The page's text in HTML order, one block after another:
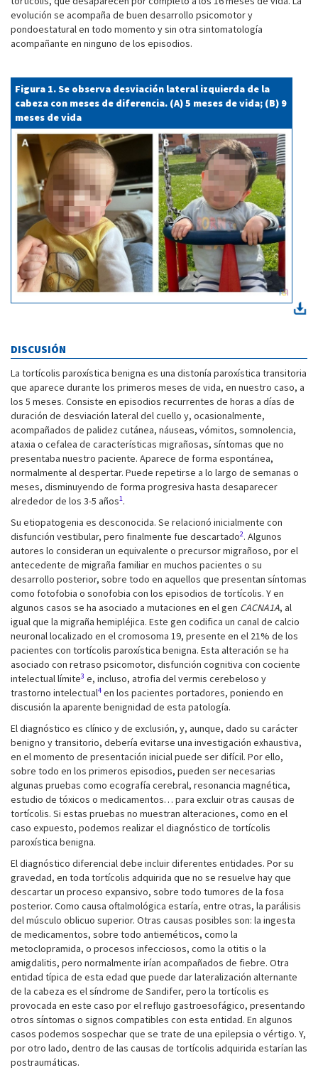
evolución se acompaña de buen desarrollo psicomotor y
pondoestatural en todo momento y sin otra sintomatología
acompañante en ninguno de los episodios.
Figura 1. Se observa desviación lateral izquierda de la
cabeza con meses de diferencia. (A) 5 meses de vida; (B) 9
meses de vida
DISCUSIÓN
La tortícolis paroxística benigna es una distonía paroxística transitoria
que aparece durante los primeros meses de vida, en nuestro caso, a
los 5 meses. Consiste en episodios recurrentes de horas a días de
duración de desviación lateral del cuello y, ocasionalmente,
acompañados de palidez cutánea, náuseas, vómitos, somnolencia,
ataxia o cefalea de características migrañosas, síntomas que no
presentaba nuestro paciente. Aparece de forma espontánea,
normalmente al despertar. Puede repetirse a lo largo de semanas o
meses, disminuyendo de forma progresiva hasta desaparecer
alrededor de los 3-5 años1.
Su etiopatogenia es desconocida. Se relacionó inicialmente con
disfunción vestibular, pero finalmente fue descartado2. Algunos
autores lo consideran un equivalente o precursor migrañoso, por el
antecedente de migraña familiar en muchos pacientes o su
desarrollo posterior, sobre todo en aquellos que presentan síntomas
como fotofobia o sonofobia con los episodios de tortícolis. Y en
algunos casos se ha asociado a mutaciones en el gen CACNA1A, al
igual que la migraña hemipléjica. Este gen codifica un canal de calcio
neuronal localizado en el cromosoma 19, presente en el 21% de los
pacientes con tortícolis paroxística benigna. Esta alteración se ha
asociado con retraso psicomotor, disfunción cognitiva con cociente
intelectual límite3 e, incluso, atrofia del vermis cerebeloso y
trastorno intelectual4 en los pacientes portadores, poniendo en
discusión la aparente benignidad de esta patología.
El diagnóstico es clínico y de exclusión, y, aunque, dado su carácter
benigno y transitorio, debería evitarse una investigación exhaustiva,
en el momento de presentación inicial puede ser difícil. Por ello,
sobre todo en los primeros episodios, pueden ser necesarias
algunas pruebas como ecografía cerebral, resonancia magnética,
estudio de tóxicos o medicamentos… para excluir otras causas de
tortícolis. Si estas pruebas no muestran alteraciones, como en el
caso expuesto, podemos realizar el diagnóstico de tortícolis
paroxística benigna.
El diagnóstico diferencial debe incluir diferentes entidades. Por su
gravedad, en toda tortícolis adquirida que no se resuelve hay que
descartar un proceso expansivo, sobre todo tumores de la fosa
posterior. Como causa oftalmológica estaría, entre otras, la parálisis
del músculo oblicuo superior. Otras causas posibles son: la ingesta
de medicamentos, sobre todo antieméticos, como la
metoclopramida, o procesos infecciosos, como la otitis o la
amigdalitis, pero normalmente irían acompañados de fiebre. Otra
entidad típica de esta edad que puede dar lateralización alternante
de la cabeza es el síndrome de Sandifer, pero la tortícolis es
provocada en este caso por el reflujo gastroesofágico, presentando
otros síntomas o signos compatibles con esta entidad. En algunos
casos podemos sospechar que se trate de una epilepsia o vértigo. Y,
por otro lado, dentro de las causas de tortícolis adquirida estarían las
postraumáticas.